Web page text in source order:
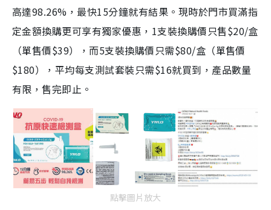
高達98.26%，最快15分鐘就有結果。現時於門市買滿指
定金額換購更可享有獨家優惠，1支裝換購價只售$20/盒
（單售價$39），而5支裝換購價只需$80/盒（單售價
$180），平均每支測試套裝只需$16就買到，產品數量
有限，售完即止。
點擊圖片放大